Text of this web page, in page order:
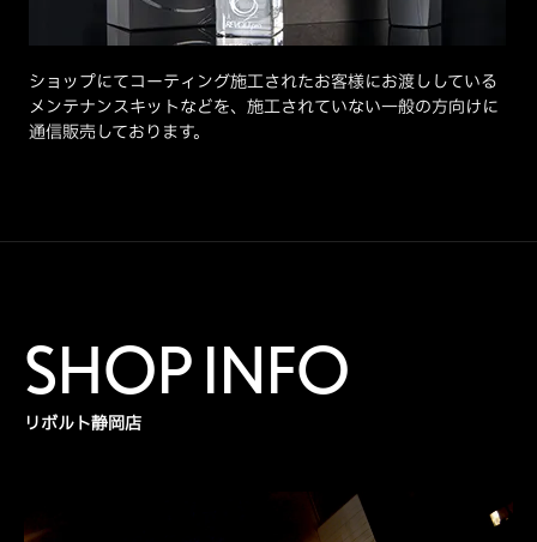
ショップにてコーティング施工されたお客様にお渡ししている
メンテナンスキットなどを、施工されていない一般の方向けに
通信販売しております。
SHOP INFO
リボルト静岡店